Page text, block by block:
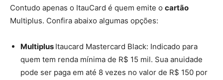
Contudo apenas o ItauCard é quem emite o cartão
Multiplus. Confira abaixo algumas opções:
Multiplus Itaucard Mastercard Black: Indicado para
quem tem renda mínima de R$ 15 mil. Sua anuidade
pode ser paga em até 8 vezes no valor de R$ 150 por